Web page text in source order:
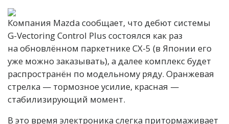
Компания Mazda сообщает, что дебют системы
G-Vectoring Control Plus состоялся как раз
на обновлённом паркетнике CX-5 (в Японии его
уже можно заказывать), а далее комплекс будет
распространён по модельному ряду. Оранжевая
стрелка — тормозное усилие, красная —
стабилизирующий момент.
В это время электроника слегка притормаживает